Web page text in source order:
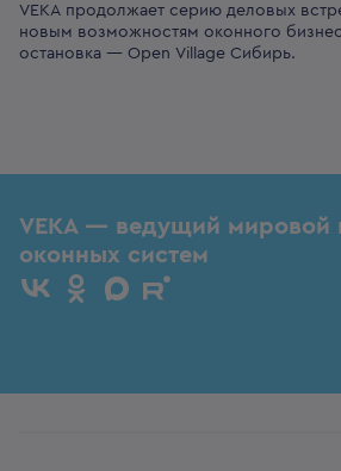
VEKA продолжает серию деловых
новым возможностям оконного
остановка — Open Village Сибирь.
VEKA — ведущий мировой
оконных систем